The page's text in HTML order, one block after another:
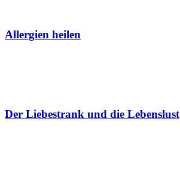
Allergien heilen
Der Liebestrank und die Lebenslust